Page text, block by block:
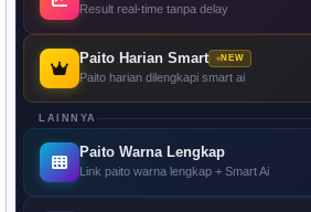
Result real-time tanpa delay
Paito Harian Smart NEW
Paito harian dilengkapi smart ai
LAINNYA
Paito Warna Lengkap
Link paito warna lengkap + Smart Ai